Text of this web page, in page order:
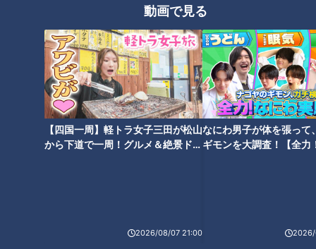
動画で見る
【四国一周】軽トラ女子三田が松山
から下道で一周！グルメ＆絶景ドラ
2026/08/07 21:00
なにわ男子が体を張って
ギモンを大調査！【全力
2026/
番組は、名古屋・丸の内のスガキヤ本社を訪問。スガキヤのあ
らゆるメニューを開発する心臓部「開発センター」に、テレビ
が初めて潜入しました！
ここで行われているのが、新業態のメニュー開発。開発部・野
中早紀さんと鈴木美穂さんが作るのは、牛乳やアイスクリーム
などを加え、バニラ味のフラッペを作ります。試作すること10